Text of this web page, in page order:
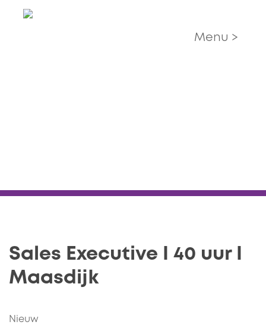
Menu >
Sales Executive I 40 uur I
Maasdijk
Nieuw